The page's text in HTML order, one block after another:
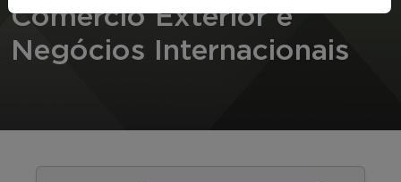
Comércio Exterior e
Negócios Internacionais